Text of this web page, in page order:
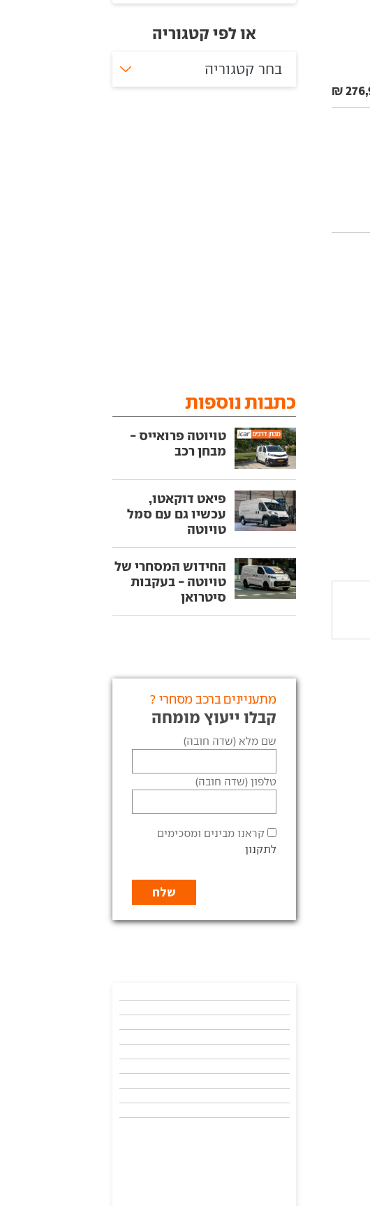
או לפי קטגוריה
בחר קטגוריה
כתבות נוספות
טויוטה פרואייס -
מבחן רכב
פיאט דוקאטו,
עכשיו גם עם סמל
טויוטה
החידוש המסחרי של
טויוטה - בעקבות
סיטרואן
מתעניינים ברכב מסחרי ?
קבלו ייעוץ מומחה
שם מלא (שדה חובה)
טלפון (שדה חובה)
קראנו מבינים ומסכימים
לתקנון